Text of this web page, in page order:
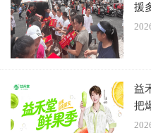
援
益
把